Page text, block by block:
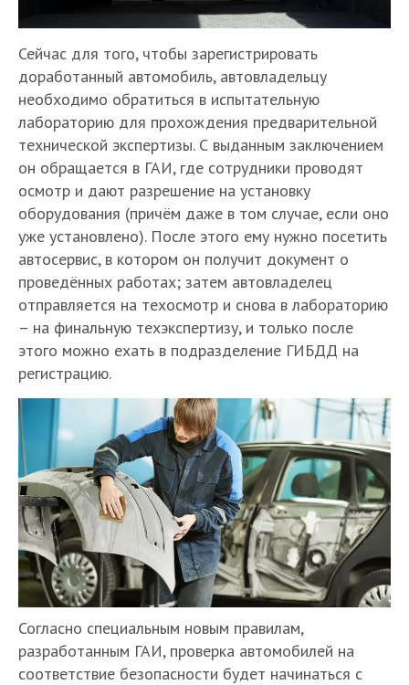
Сейчас для того, чтобы зарегистрировать
доработанный автомобиль, автовладельцу
необходимо обратиться в испытательную
лабораторию для прохождения предварительной
технической экспертизы. С выданным заключением
он обращается в ГАИ, где сотрудники проводят
осмотр и дают разрешение на установку
оборудования (причём даже в том случае, если оно
уже установлено). После этого ему нужно посетить
автосервис, в котором он получит документ о
проведённых работах; затем автовладелец
отправляется на техосмотр и снова в лабораторию
– на финальную техэкспертизу, и только после
этого можно ехать в подразделение ГИБДД на
регистрацию.
Согласно специальным новым правилам,
разработанным ГАИ, проверка автомобилей на
соответствие безопасности будет начинаться с